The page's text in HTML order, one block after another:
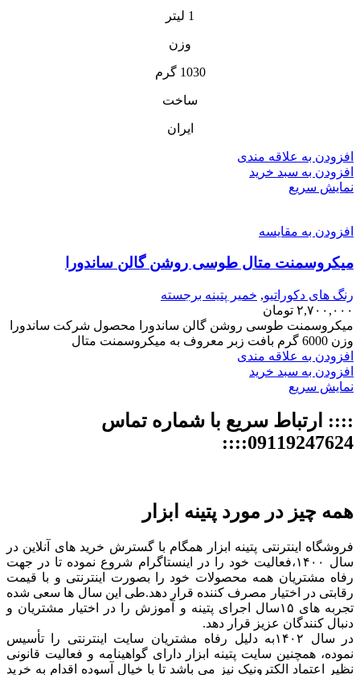
1 لیتر
وزن
1030 گرم
ساخت
ایران
افزودن به علاقه مندی
افزودن به سبد خرید
نمایش سریع
افزودن به مقایسه
میکروسمنت متال طوسی روشن گالن ساندورا
رنگ های دکوراتیو, خمیر پتینه برجسته
۲,۷۰۰,۰۰۰ تومان
میکروسمنت طوسی روشن گالن ساندورا محصول شرکت ساندورا
وزن 6000 گرم بافت زبر معروف به میکروسمنت متال
افزودن به علاقه مندی
افزودن به سبد خرید
نمایش سریع
:::: ارتباط سریع با شماره تماس
09119247624::::
همه چیز در مورد پتینه ابزار
فروشگاه اینترنتی پتینه ابزار همگام با گسترش خرید های آنلاین در
سال ۱۴۰۰،فعالیت خود را در اینستاگرام شروع نموده تا در جهت
رفاه مشتریان همه محصولات خود را بصورت اینترنتی و با قیمت
رقابتی در اختیار مصرف کننده قرار دهد.طی این سال ها سعی شده
تجربه های ۱۵سال اجرای پتینه و آموزش را در اختیار مشتریان و
دنبال کنندگان عزیز قرار دهد.
در سال ۱۴۰۲به دلیل رفاه مشتریان سایت اینترنتی را تأسیس
نموده، همچنین سایت پتینه ابزار دارای گواهینامه و فعالیت قانونی
نظیر اعتماد الکترونیک نیز می باشد تا با خیال آسوده اقدام به خرید